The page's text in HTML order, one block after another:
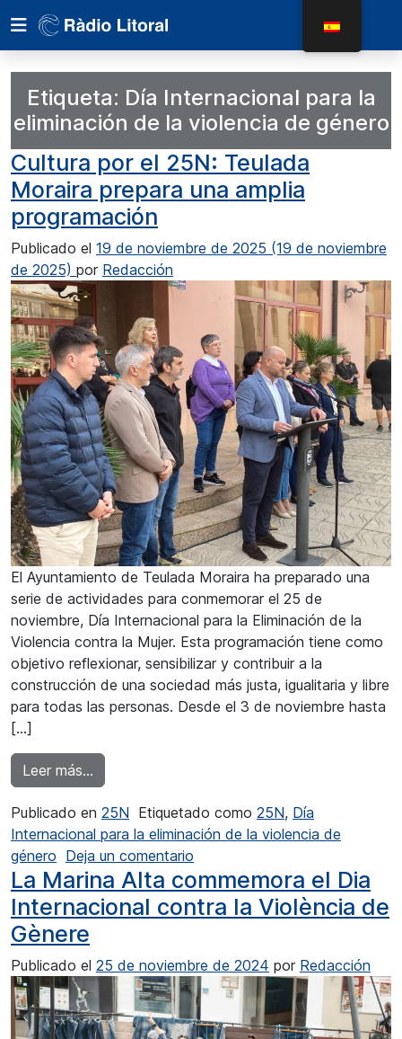
Etiqueta: Día Internacional para la
eliminación de la violencia de género
Cultura por el 25N: Teulada
Moraira prepara una amplia
programación
Publicado el 19 de noviembre de 2025 (19 de noviembre
de 2025) por Redacción
El Ayuntamiento de Teulada Moraira ha preparado una
serie de actividades para conmemorar el 25 de
noviembre, Día Internacional para la Eliminación de la
Violencia contra la Mujer. Esta programación tiene como
objetivo reflexionar, sensibilizar y contribuir a la
construcción de una sociedad más justa, igualitaria y libre
para todas las personas. Desde el 3 de noviembre hasta
[…]
Leer más…
Publicado en 25N Etiquetado como 25N, Día
Internacional para la eliminación de la violencia de
género Deja un comentario
La Marina Alta commemora el Dia
Internacional contra la Violència de
Gènere
Publicado el 25 de noviembre de 2024 por Redacción